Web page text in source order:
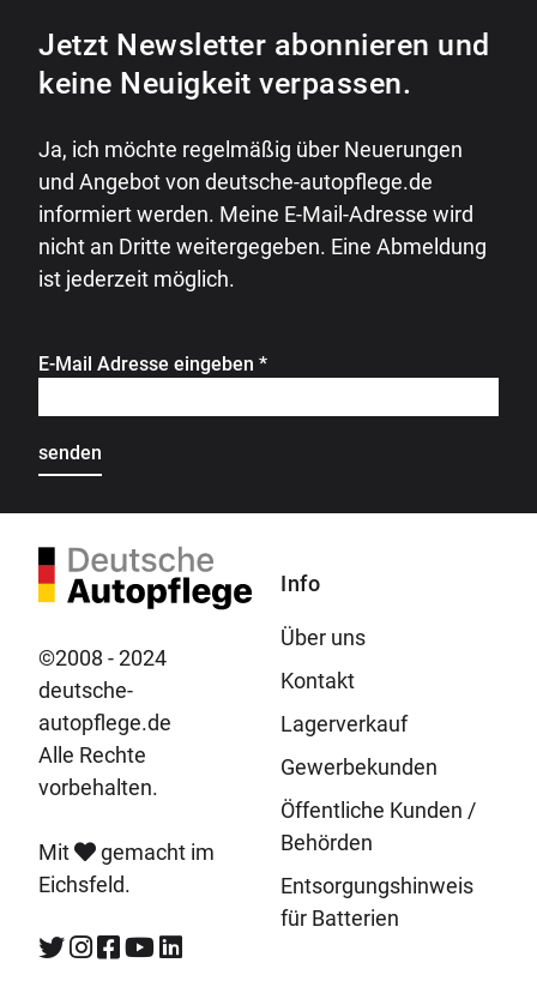
Jetzt Newsletter abonnieren und
keine Neuigkeit verpassen.
Ja, ich möchte regelmäßig über Neuerungen
und Angebot von deutsche-autopflege.de
informiert werden. Meine E-Mail-Adresse wird
nicht an Dritte weitergegeben. Eine Abmeldung
ist jederzeit möglich.
E-Mail Adresse eingeben*
©2008 - 2024
deutsche-
autopflege.de
Alle Rechte
vorbehalten.
Mit
gemacht im
Eichsfeld.
Info
Über uns
Kontakt
Lagerverkauf
Gewerbekunden
Öffentliche Kunden /
Behörden
Entsorgungshinweis
für Batterien